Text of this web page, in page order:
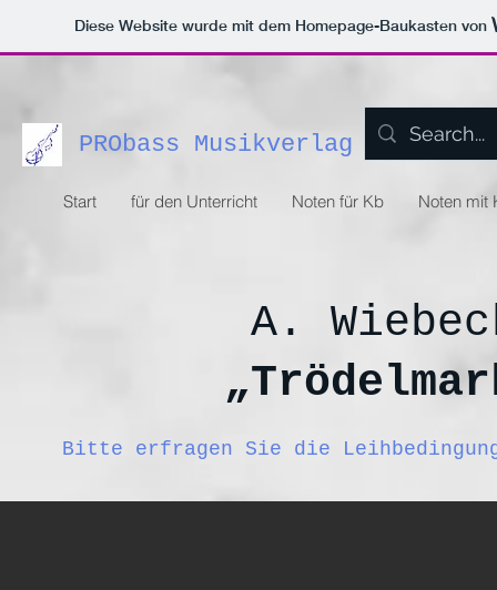
Diese Website wurde mit dem Homepage-Baukasten von
PRObass Musikverlag
Start für den Unterricht Noten für Kb Noten mit
A.
Bitte erfragen Sie die